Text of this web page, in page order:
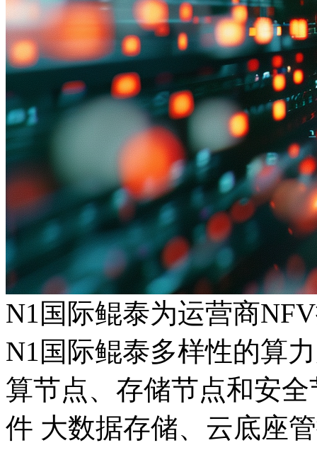
N1国际鲲泰为运营商
N1国际鲲泰多样性的算力
算节点、存储节点和安全
件 大数据存储、云底座管